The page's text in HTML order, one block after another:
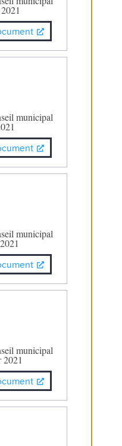
municipal
municipal
municipal